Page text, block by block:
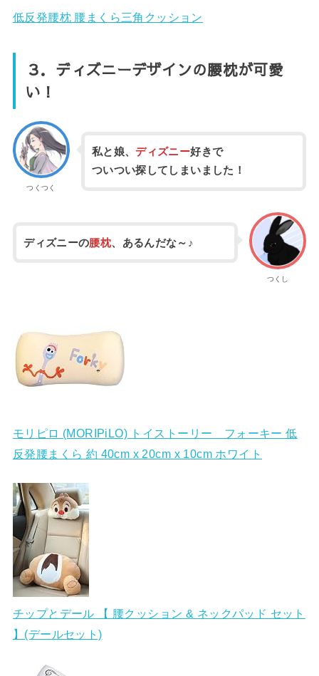
低反発腰枕 腰まくら三角クッション
３．ディズニーデザインの腰枕が可愛
い！
つくつく
私と娘、ディズニー好きで
ついつい探してしまいました！
つくし
ディズニーの腰枕、あるんだな～♪
モリピロ (MORIPiLO) トイストーリー フォーキー 低
反発腰まくら 約 40cm x 20cm x 10cm ホワイト
チップとデール 【 腰クッション & ネックパッド セット
】(デールセット)